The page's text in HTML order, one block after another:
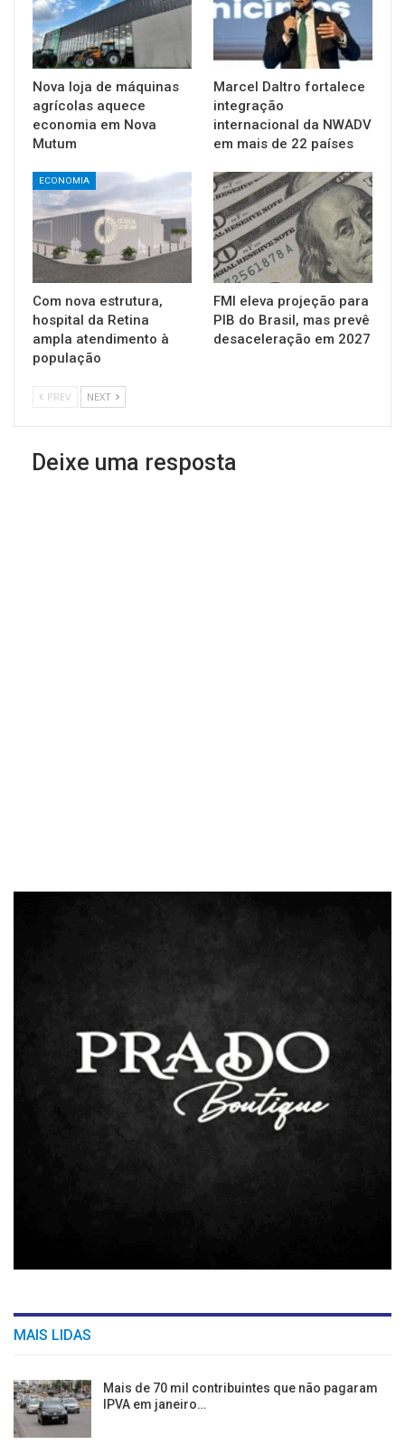
Nova loja de máquinas
agrícolas aquece
economia em Nova
Mutum
Marcel Daltro fortalece
integração
internacional da NWADV
em mais de 22 países
ECONOMIA
Com nova estrutura,
hospital da Retina
ampla atendimento à
população
FMI eleva projeção para
PIB do Brasil, mas prevê
desaceleração em 2027
PREV NEXT
Deixe uma resposta
MAIS LIDAS
Mais de 70 mil contribuintes que não pagaram
IPVA em janeiro…